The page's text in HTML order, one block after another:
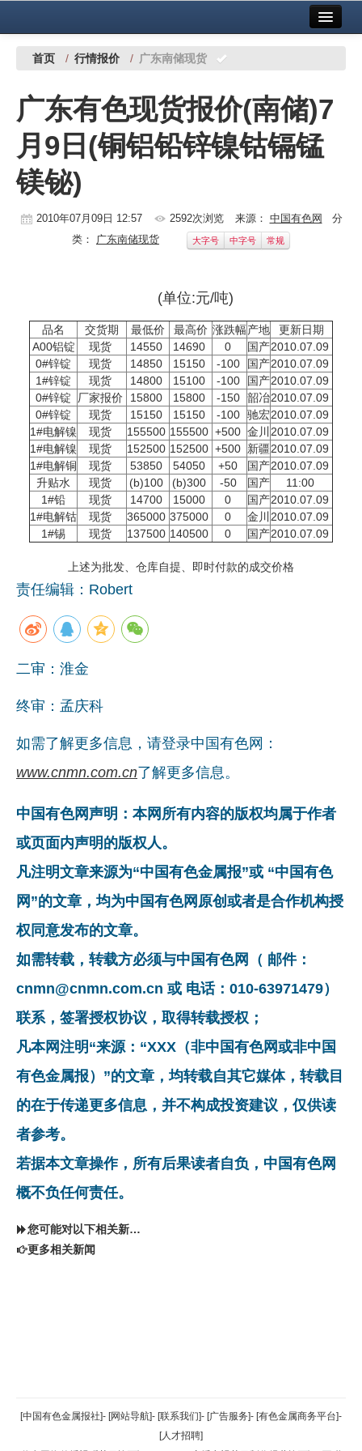
中国有色金属报社主办 广告服务
铜镍铅锌
铝
稀有稀土
有色市场
党建工作
企业文化
《资源再生》杂志
行情报价
数字报
首页 / 行情报价 / 广东南储现货
广东有色现货报价(南储)7
月9日(铜铝铅锌镍钴镉锰
镁铋)
2010年07月09日 12:57 2592次浏览 来源： 中国有色网 分
类： 广东南储现货 大字号 中字号 常规
(单位:元/吨)
品名 交货期 最低价 最高价 涨跌幅产地
更新日期
A00铝锭
现货 14550 14690 0 国产2010.07.09
0#锌锭
现货 14850 15150 -100 国产2010.07.09
1#锌锭
现货 14800 15100 -100 国产2010.07.09
0#锌锭
厂家报价 15800 15800 -150 韶冶2010.07.09
0#锌锭
现货 15150 15150 -100 驰宏2010.07.09
1#电解镍
现货 155500 155500 +500 金川 2010.07.09
1#电解镍
现货 152500 152500 +500 新疆2010.07.09
1#电解铜
现货 53850 54050 +50 国产2010.07.09
升贴水
现货 (b)100 (b)300 -50 国产
11:00
1#铅
现货 14700 15000 0 国产2010.07.09
1#电解钴
现货 365000 375000 0 金川 2010.07.09
1#锡
现货 137500 140500 0 国产2010.07.09
上述为批发、仓库自提、即时付款的成交价格
责任编辑：Robert
二审：淮金
终审：孟庆科
如需了解更多信息，请登录中国有色网：
www.cnmn.com.cn了解更多信息。
中国有色网声明：本网所有内容的版权均属于作者
或页面内声明的版权人。
凡注明文章来源为“中国有色金属报”或 “中国有色
网”的文章，均为中国有色网原创或者是合作机构授
权同意发布的文章。
如需转载，转载方必须与中国有色网（ 邮件：
cnmn@cnmn.com.cn 或 电话：010-63971479）
联系，签署授权协议，取得转载授权；
凡本网注明“来源：“XXX（非中国有色网或非中国
有色金属报）”的文章，均转载自其它媒体，转载目
的在于传递更多信息，并不构成投资建议，仅供读
者参考。
若据本文章操作，所有后果读者自负，中国有色网
概不负任何责任。
您可能对以下相关新闻同样感兴趣
更多相关新闻
返回顶部
返回首页
[中国有色金属报社]- [网站导航]- [联系我们]- [广告服务]- [有色金属商务平台]-
[人才招聘]